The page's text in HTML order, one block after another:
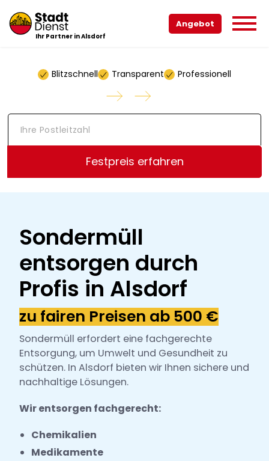
Ihr Partner in Alsdorf
Angebot
Blitzschnell Transparent Professionell
I
o
Festpreis erfahren
Sondermüll
entsorgen durch
Profis in Alsdorf
zu fairen Preisen ab 500 €
Sondermüll erfordert eine fachgerechte
Entsorgung, um Umwelt und Gesundheit zu
schützen. In Alsdorf bieten wir Ihnen sichere und
nachhaltige Lösungen.
Wir entsorgen fachgerecht:
Chemikalien
Medikamente